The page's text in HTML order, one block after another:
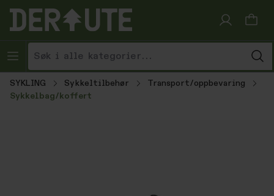
Hopp til innhold
SYKLING Sykkeltilbehør
Transport/oppbevaring
Sykkelbag/koffert